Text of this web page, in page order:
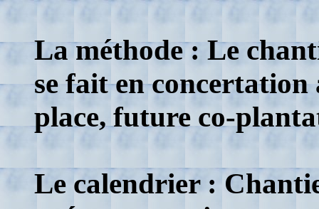
La méthode : Le
se fait en concertation
place, future co-
Le calendrier :